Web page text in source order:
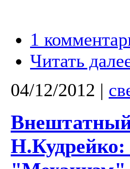
1
Читать
04/12/2012 |
Внештатный
Н.Кудрейко: